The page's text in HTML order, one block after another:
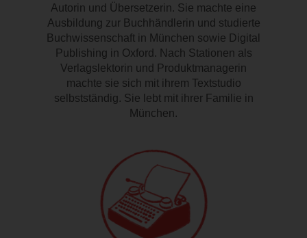
Autorin und Übersetzerin. Sie machte eine
Ausbildung zur Buchhändlerin und studierte
Buchwissenschaft in München sowie Digital
Publishing in Oxford. Nach Stationen als
Verlagslektorin und Produktmanagerin
machte sie sich mit ihrem Textstudio
selbstständig. Sie lebt mit ihrer Familie in
München.